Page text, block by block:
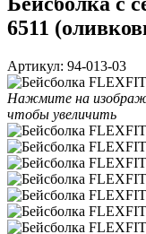
6511
Артикул: 94-013-03
Нажмите на
чтобы увеличить